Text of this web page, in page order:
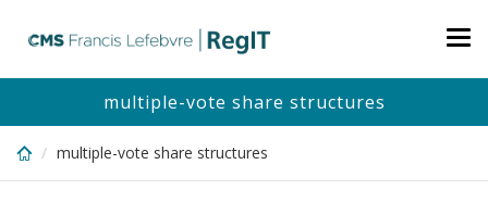
content
multiple-vote share structures
multiple-vote share structures